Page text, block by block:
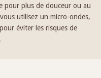
pour plus de douceur ou au
utilisez un micro-ondes,
éviter les risques de